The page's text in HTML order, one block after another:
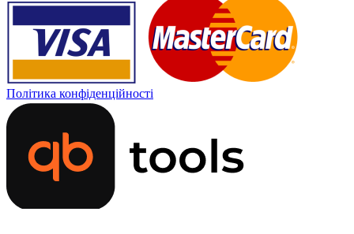
Політика конфіденційності